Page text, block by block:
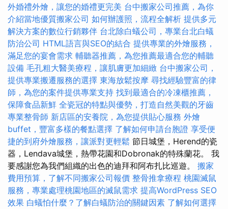
外婚禮外燴，讓您的婚禮更完美 台中搬家公司推薦，為你
介紹當地優質搬家公司 如何辦護照，流程全解析 提供多元
解決方案的數位行銷夥伴 台北除白蟻公司，專業台北白蟻
防治公司 HTML語言與SEO的結合 提供專業的外燴服務，
滿足您的宴會需求 輔聽器推薦，為您推薦最適合您的輔聽
設備 毛孔粗大醫美療程，讓肌膚更加細緻 台中搬家公司，
提供專業搬遷服務的選擇 東海放鬆按摩 尋找經驗豐富的律
師，為您的案件提供專業支持 找到最適合的冷凍櫃推薦，
保障食品新鮮 全瓷冠的特點與優勢，打造自然美觀的牙齒
專業整骨師 新店區的安養院，為您提供貼心服務 外燴
buffet，豐富多樣的餐點選擇 了解如何申請台胞證 享受便
捷的到府外燴服務，讓派對更輕鬆 節日城堡，Herend的瓷
器，Lendava城堡，熱帶花園和Dobronak的特殊蘭花。 我
要感謝您為我們組織的出色的迪拜和阿布扎比巡遊。 搬家
費用預算，了解不同搬家公司報價 整骨推拿療程 桃園滅鼠
服務，專業處理桃園地區的滅鼠需求 提高WordPress SEO
效果 白蟻怕什麼？了解白蟻防治的關鍵因素 了解如何選擇